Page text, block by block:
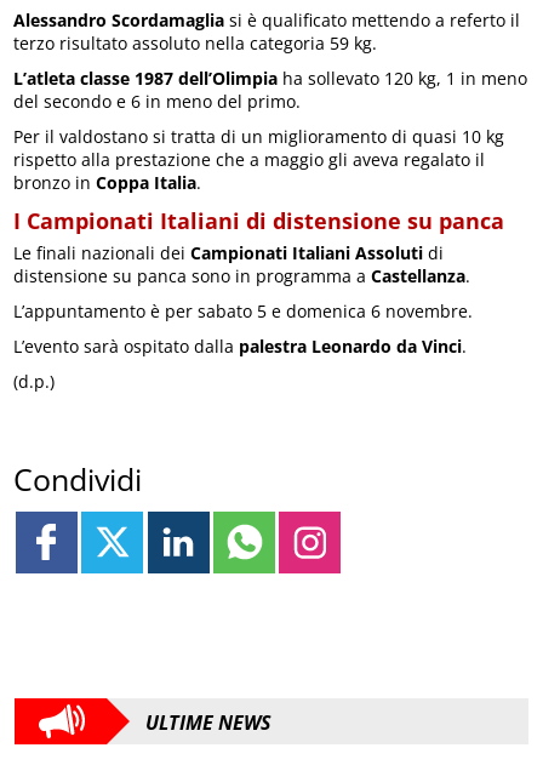
Alessandro Scordamaglia si è qualificato mettendo a referto il
terzo risultato assoluto nella categoria 59 kg.
L’atleta classe 1987 dell’Olimpia ha sollevato 120 kg, 1 in meno
del secondo e 6 in meno del primo.
Per il valdostano si tratta di un miglioramento di quasi 10 kg
rispetto alla prestazione che a maggio gli aveva regalato il
bronzo inCoppa Italia.
I Campionati Italiani di distensione su panca
Le finali nazionali deiCampionati Italiani Assoluti di
distensione su panca sono in programma aCastellanza.
L’appuntamento è per sabato 5 e domenica 6 novembre.
L’evento sarà ospitato dalla palestra Leonardo da Vinci.
(d.p.)
Condividi
ULTIME NEWS